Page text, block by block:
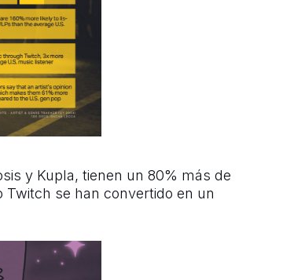
y Kupla, tienen un 80% más de
se han convertido en un